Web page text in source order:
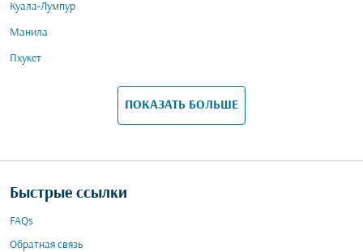
Куала-Лумпур
Манила
Пхукет
ПОКАЗАТЬ БОЛЬШЕ
Быстрые ссылки
FAQs
Обратная связь